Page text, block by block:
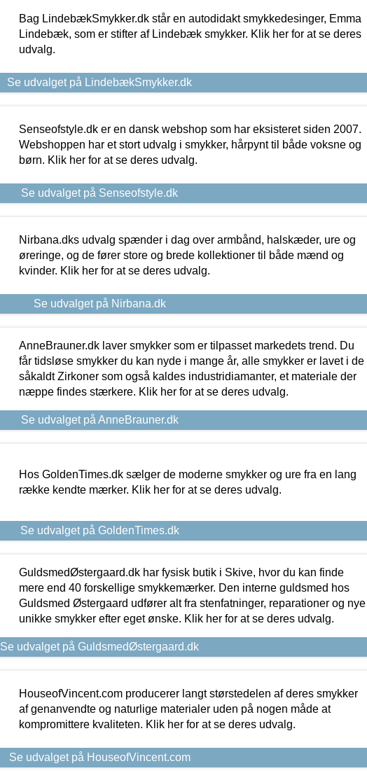
Bag LindebækSmykker.dk står en autodidakt smykkedesinger, Emma
Lindebæk, som er stifter af Lindebæk smykker. Klik her for at se deres
udvalg.
Se udvalget på LindebækSmykker.dk
Senseofstyle.dk er en dansk webshop som har eksisteret siden 2007.
Webshoppen har et stort udvalg i smykker, hårpynt til både voksne og
børn. Klik her for at se deres udvalg.
Se udvalget på Senseofstyle.dk
Nirbana.dks udvalg spænder i dag over armbånd, halskæder, ure og
øreringe, og de fører store og brede kollektioner til både mænd og
kvinder. Klik her for at se deres udvalg.
Se udvalget på Nirbana.dk
AnneBrauner.dk laver smykker som er tilpasset markedets trend. Du
får tidsløse smykker du kan nyde i mange år, alle smykker er lavet i de
såkaldt Zirkoner som også kaldes industridiamanter, et materiale der
næppe findes stærkere. Klik her for at se deres udvalg.
Se udvalget på AnneBrauner.dk
Hos GoldenTimes.dk sælger de moderne smykker og ure fra en lang
række kendte mærker. Klik her for at se deres udvalg.
Se udvalget på GoldenTimes.dk
GuldsmedØstergaard.dk har fysisk butik i Skive, hvor du kan finde
mere end 40 forskellige smykkemærker. Den interne guldsmed hos
Guldsmed Østergaard udfører alt fra stenfatninger, reparationer og nye
unikke smykker efter eget ønske. Klik her for at se deres udvalg.
Se udvalget på GuldsmedØstergaard.dk
HouseofVincent.com producerer langt størstedelen af deres smykker
af genanvendte og naturlige materialer uden på nogen måde at
kompromittere kvaliteten. Klik her for at se deres udvalg.
Se udvalget på HouseofVincent.com